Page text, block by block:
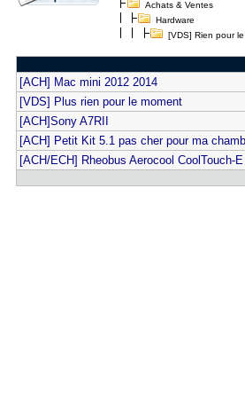
Achats & Ventes
Hardware
[VDS] Rien pour
[ACH] Mac mini 2012 2014
[VDS] Plus rien pour le moment
[ACH]Sony A7RII
[ACH] Petit Kit 5.1 pas cher pour ma
[ACH/ECH] Rheobus Aerocool CoolTouch-